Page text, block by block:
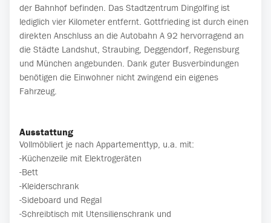
der Bahnhof befinden. Das Stadtzentrum Dingolfing ist
lediglich vier Kilometer entfernt. Gottfrieding ist durch einen
direkten Anschluss an die Autobahn A 92 hervorragend an
die Städte Landshut, Straubing, Deggendorf, Regensburg
und München angebunden. Dank guter Busverbindungen
benötigen die Einwohner nicht zwingend ein eigenes
Fahrzeug.
Ausstattung
Vollmöbliert je nach Appartementtyp, u.a. mit:
-Küchenzeile mit Elektrogeräten
-Bett
-Kleiderschrank
-Sideboard und Regal
-Schreibtisch mit Utensilienschrank und